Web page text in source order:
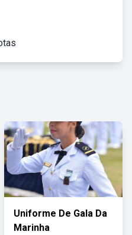
Uniforme De Gala Da
Marinha